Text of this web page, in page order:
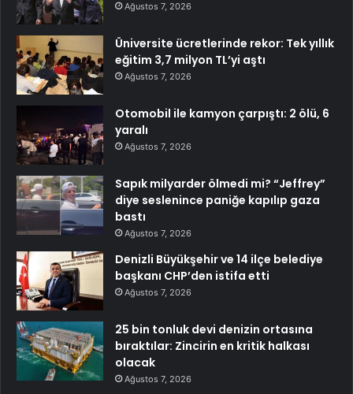
Ağustos 7, 2026
Üniversite ücretlerinde rekor: Tek yıllık
eğitim 3,7 milyon TL’yi aştı
Ağustos 7, 2026
Otomobil ile kamyon çarpıştı: 2 ölü, 6
yaralı
Ağustos 7, 2026
Sapık milyarder ölmedi mi? “Jeffrey”
diye seslenince paniğe kapılıp gaza
bastı
Ağustos 7, 2026
Denizli Büyükşehir ve 14 ilçe belediye
başkanı CHP’den istifa etti
Ağustos 7, 2026
25 bin tonluk devi denizin ortasına
bıraktılar: Zincirin en kritik halkası
olacak
Ağustos 7, 2026